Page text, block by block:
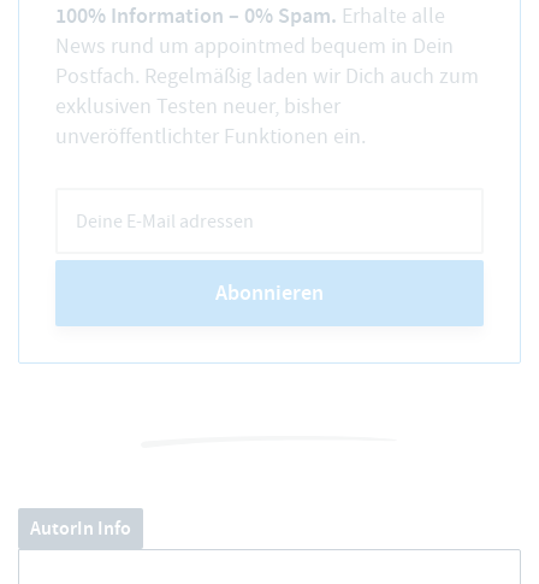
100% Information – 0% Spam. Erhalte alle
News rund um appointmed bequem in Dein
Postfach. Regelmäßig laden wir Dich auch zum
exklusiven Testen neuer, bisher
unveröffentlichter Funktionen ein.
Abonnieren
AutorIn Info